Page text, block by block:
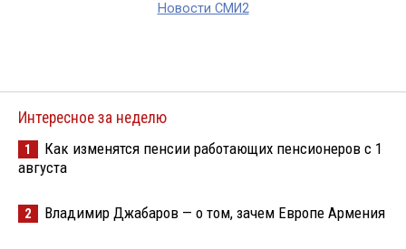
Новости СМИ2
Интересное за неделю
1
Как изменятся пенсии работающих пенсионеров с 1
августа
2 Владимир Джабаров — о том, зачем Европе Армения